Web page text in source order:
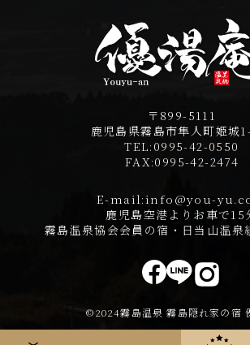
〒899-5111
鹿児島県霧島市隼人町姫城
TEL: 0995-42-0550
FAX:0995-42-2474
E-mail:info@you-
鹿児島空港よりお車で15
霧島温泉協会会員の宿・日当山温泉
©2024霧島温泉 霧島隠れ家の宿